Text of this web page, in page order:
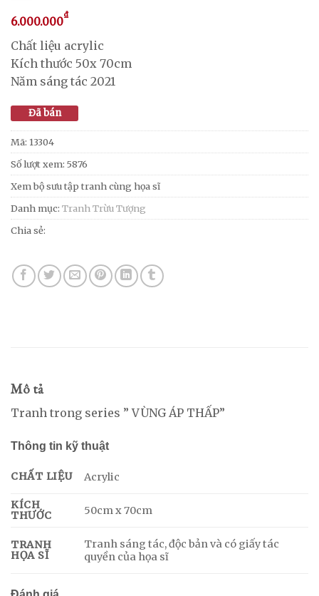
6.000.000₫
Chất liệu acrylic
Kích thước 50x 70cm
Năm sáng tác 2021
Đã bán
Mã: 13304
Số lượt xem: 5876
Xem bộ sưu tập tranh cùng họa sĩ
Danh mục: Tranh Trừu Tượng
Chia sẻ:
Mô tả
Tranh trong series ” VÙNG ÁP THẤP”
Thông tin kỹ thuật
CHẤT LIỆU Acrylic
KÍCH
THƯỚC
50cm x 70cm
TRANH
HỌA SĨ
Tranh sáng tác, độc bản và có giấy tác
quyền của họa sĩ